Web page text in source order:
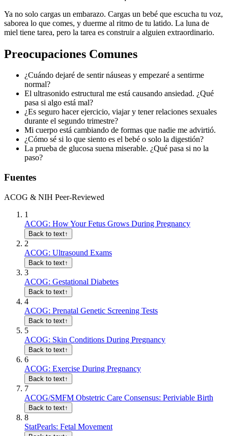
Ya no solo cargas un embarazo. Cargas un bebé que escucha tu voz,
saborea lo que comes, y duerme al ritmo de tu latido. La luna de
miel tiene tarea, pero la tarea es construir a alguien extraordinario.
Preocupaciones Comunes
¿Cuándo dejaré de sentir náuseas y empezaré a sentirme
normal?
El ultrasonido estructural me está causando ansiedad. ¿Qué
pasa si algo está mal?
¿Es seguro hacer ejercicio, viajar y tener relaciones sexuales
durante el segundo trimestre?
Mi cuerpo está cambiando de formas que nadie me advirtió.
¿Cómo sé si lo que siento es el bebé o solo la digestión?
La prueba de glucosa suena miserable. ¿Qué pasa si no la
paso?
Fuentes
ACOG & NIH Peer-Reviewed
1
ACOG: How Your Fetus Grows During Pregnancy
Back to text↑
2
ACOG: Ultrasound Exams
Back to text↑
3
ACOG: Gestational Diabetes
Back to text↑
4
ACOG: Prenatal Genetic Screening Tests
Back to text↑
5
ACOG: Skin Conditions During Pregnancy
Back to text↑
6
ACOG: Exercise During Pregnancy
Back to text↑
7
ACOG/SMFM Obstetric Care Consensus: Periviable Birth
Back to text↑
8
StatPearls: Fetal Movement